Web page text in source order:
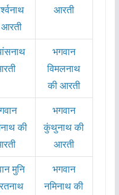
आरती
भगवान
विमलनाथ
की आरती
की
भगवान
कुंथुनाथ की
आरती
मुनि
भगवान
नमिनाथ की